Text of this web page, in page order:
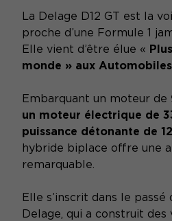
La Delage D12 GT est la
proche d’une Formule 1
Elle vient d’être élue «
monde » aux
Embarquant un moteur de
un moteur électrique de
puissance détonante de
hybride biplace offre une
remarquable.
Elle s’inscrit dans le passé
Delage, qui a construit